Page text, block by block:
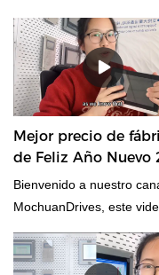
y bisagra deomística.
Mejor precio de
de Feliz Año Nuevo
y Feliz Navidad -
MOCHUAN
Bienvenido a nuestro
MochuanDrives, este
DRIVES 7inch M007, ¿qué